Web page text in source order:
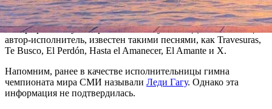
в чёрном. Он с 1980-х годов исполяет рэп — сначала дуэтом с
DJ Jazzy Jeff, затем сольно. За музыкальные достижения Смит
четыре раза получал премию Grammy. Ники Джем — певец и
автор-исполнитель, известен такими песнями, как Travesuras,
Te Busco, El Perdón, Hasta el Amanecer, El Amante и X.
Напомним, ранее в качестве исполнительницы гимна
чемпионата мира СМИ называли Леди Гагу. Однако эта
информация не подтвердилась.